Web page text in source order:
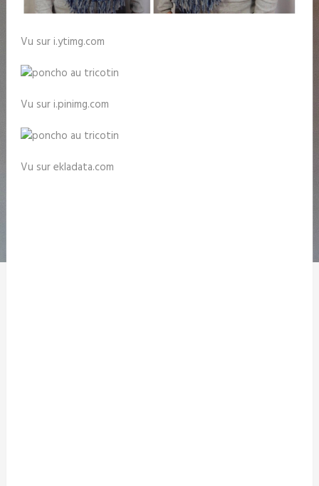
Vu sur i.ytimg.com
Vu sur i.pinimg.com
Vu sur ekladata.com